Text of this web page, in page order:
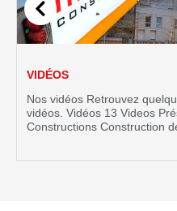
VIDÉOS
Nos vidéos Retrouvez
vidéos. Vidéos 13 Videos
Constructions Construction